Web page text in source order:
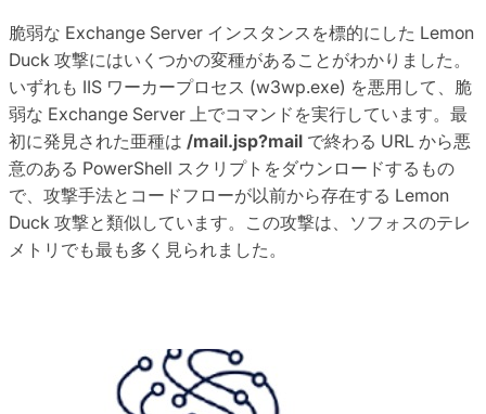
脆弱な Exchange Server インスタンスを標的にした Lemon
Duck 攻撃にはいくつかの変種があることがわかりました。
いずれも IIS ワーカープロセス (w3wp.exe) を悪用して、脆
弱な Exchange Server 上でコマンドを実行しています。最
初に発見された亜種は /mail.jsp?mail で終わる URL から悪
意のある PowerShell スクリプトをダウンロードするもの
で、攻撃手法とコードフローが以前から存在する Lemon
Duck 攻撃と類似しています。この攻撃は、ソフォスのテレ
メトリでも最も多く見られました。